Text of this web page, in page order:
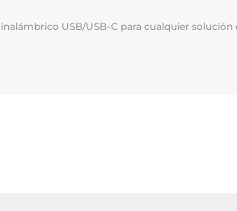
USB/USB-C para cualquier solución